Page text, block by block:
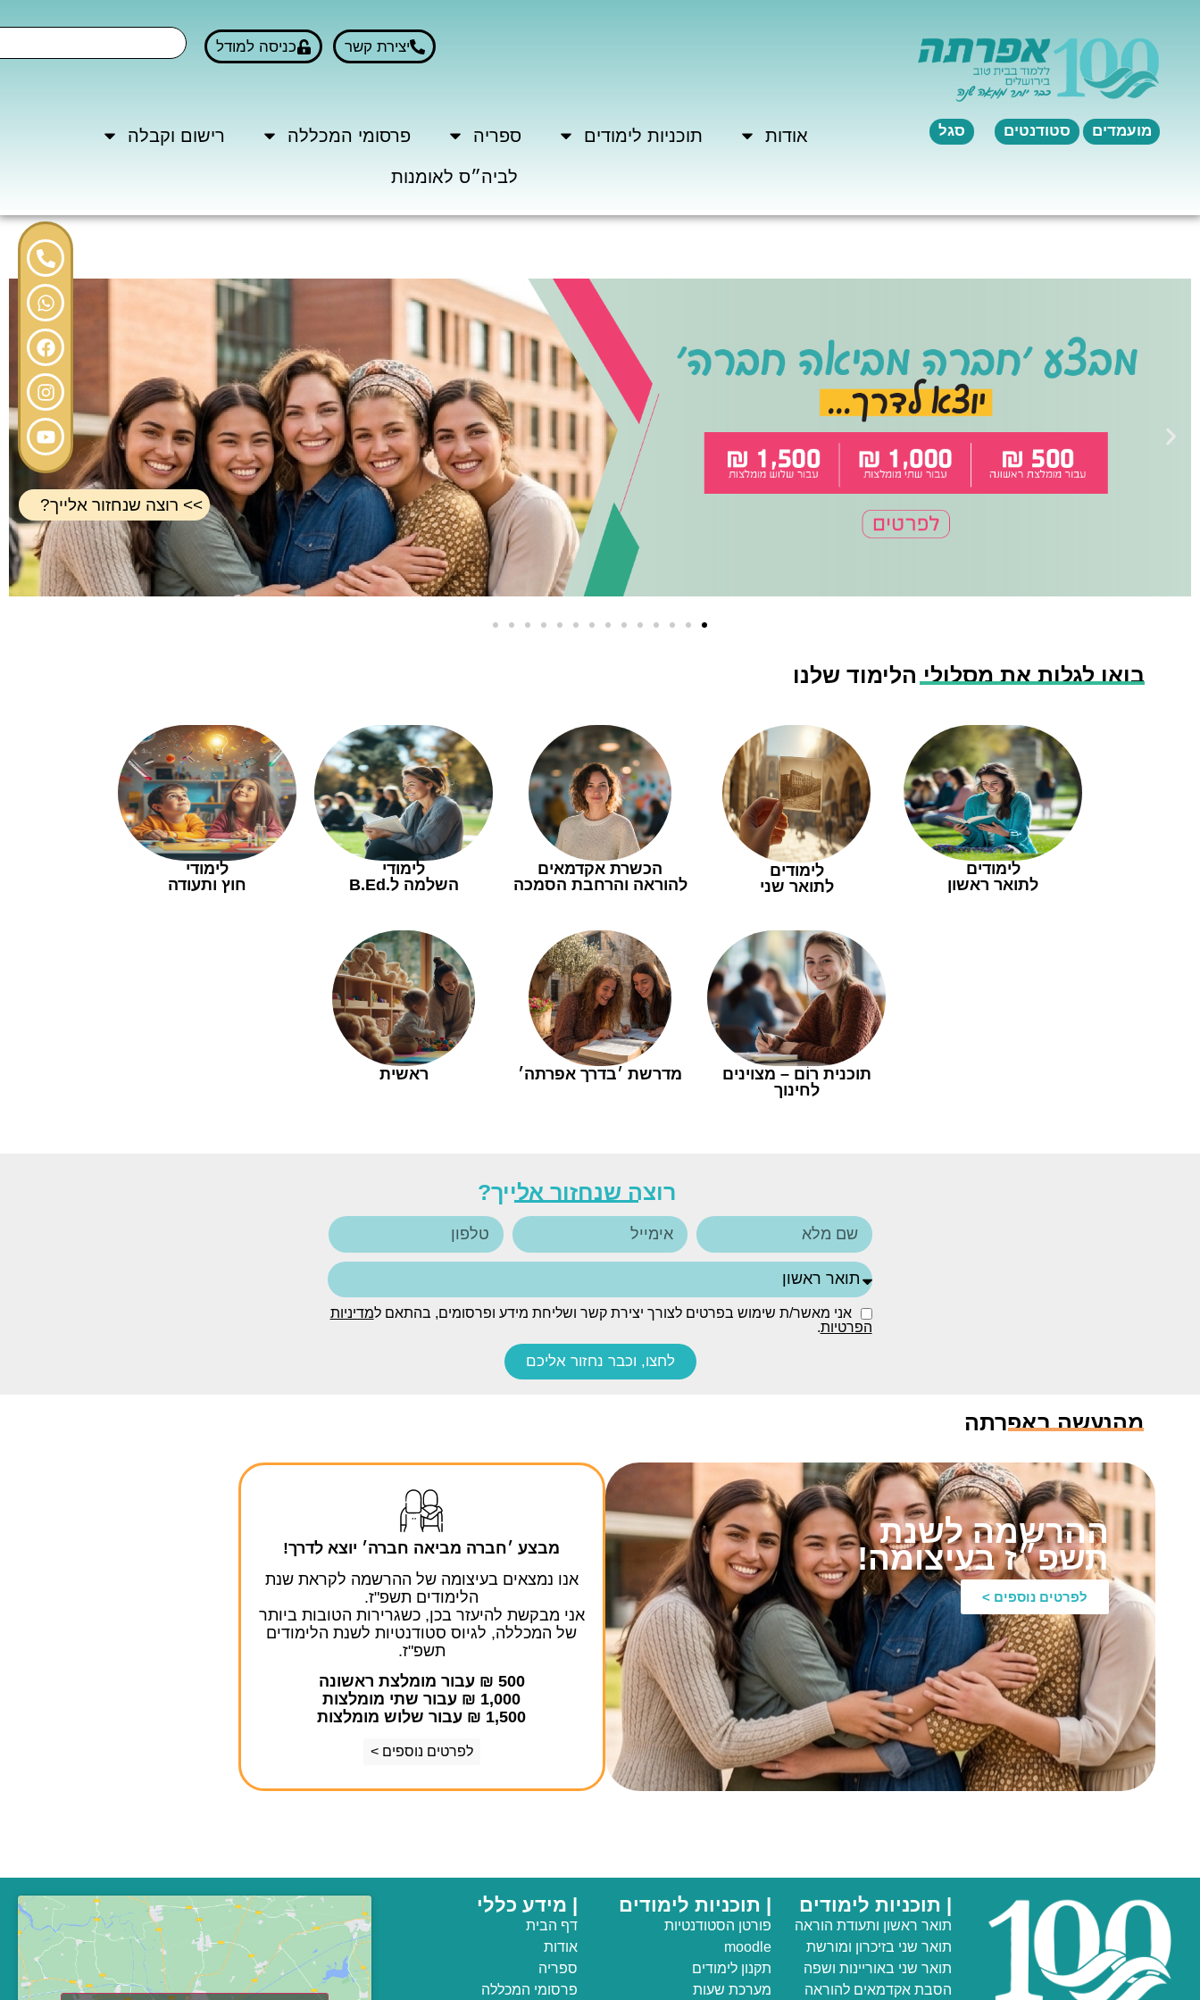
יצירת קשר כניסה למודל
מועמדים סטודנטים סגל אודות תוכניות לימודים ספריה פרסומי המכללה רישום וקבלה
לביה״ס לאומנות
>> רוצה שנחזור אלייך?
בואו לגלות את מסלולי הלימוד שלנו
לימודים
לתואר ראשון
לימודים
לתואר שני
הכשרת אקדמאים
להוראה והרחבת הסמכה
לימודי
השלמה ל.B.Ed
לימודי
חוץ ותעודה
תוכנית רוֹם – מצוינים
לחינוך
מדרשת ׳בדרך אפרתה׳ ראשית
רוצה שנחזור אלייך?
אני מאשר/ת שימוש בפרטים לצורך יצירת קשר ושליחת מידע ופרסומים, בהתאם למדיניות
הפרטיות.
לחצו, וכבר נחזור אליכם
מהנעשה באפרתה
ההרשמה לשנת
תשפ״ז בעיצומה!
לפרטים נוספים >
מבצע ׳חברה מביאה חברה׳ יוצא לדרך!
אנו נמצאים בעיצומה של ההרשמה לקראת שנת
הלימודים תשפ"ז.
אני מבקשת להיעזר בכן, כשגרירות הטובות ביותר
של המכללה, לגיוס סטודנטיות לשנת הלימודים
תשפ"ז.
500 ₪ עבור מומלצת ראשונה
1,000 ₪ עבור שתי מומלצות
1,500 ₪ עבור שלוש מומלצות
לפרטים נוספים >
| תוכניות לימודים
תואר ראשון ותעודת הוראה
תואר שני בזיכרון ומורשת
תואר שני באוריינות ושפה
הסבת אקדמאים להוראה
| תוכניות לימודים
פורטן הסטודנטיות
moodle
תקנון לימודים
מערכת שעות
| מידע כללי
דף הבית
אודות
ספריה
פרסומי המכללה